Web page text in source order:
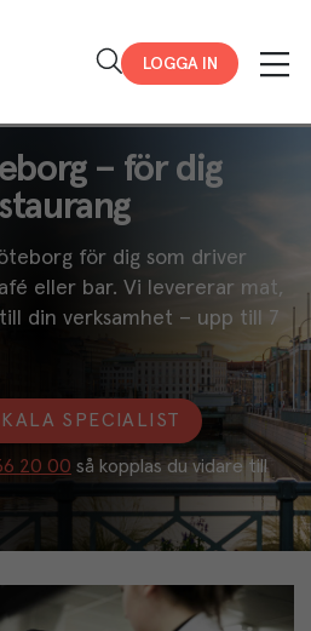
LOGGA IN
– för dig
för dig som driver
eller bar. Vi levererar mat,
din verksamhet – upp till 7
SPECIALIST
20 00 så kopplas du vidare till